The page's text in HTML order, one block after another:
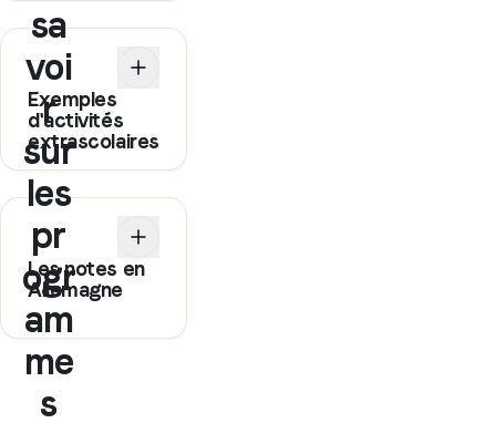
Exemples
d'activités
extrascolaires
Les notes en
Allemagne
sa
voi
r
sur
les
pr
ogr
am
me
s